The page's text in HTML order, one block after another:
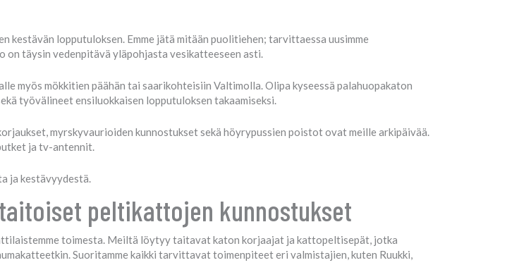
kestävän lopputuloksen. Emme jätä mitään puolitiehen; tarvittaessa uusimme
on täysin vedenpitävä yläpohjasta vesikatteeseen asti.
myös mökkitien päähän tai saarikohteisiin Valtimolla. Olipa kyseessä palahuopakaton
työvälineet ensiluokkaisen lopputuloksen takaamiseksi.
myrskyvaurioiden kunnostukset sekä höyrypussien poistot ovat meille arkipäivää.
ja tv-antennit.
ja kestävyydestä.
peltikattojen kunnostukset
toimesta. Meiltä löytyy taitavat katon korjaajat ja kattopeltisepät, jotka
Suoritamme kaikki tarvittavat toimenpiteet eri valmistajien, kuten Ruukki,